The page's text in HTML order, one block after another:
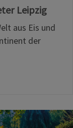
Leipzig
aus Eis und
der